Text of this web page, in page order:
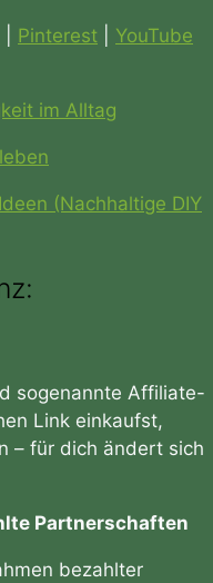
Pinterest
YouTube
im Alltag
(Nachhaltige DIY
sogenannte Affiliate-
Link einkaufst,
– für dich ändert sich
Partnerschaften
bezahlter